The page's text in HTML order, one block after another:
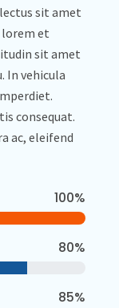
sit amet
et
sit amet
In vehicula
consequat.
ac, eleifend
100%
80%
85%